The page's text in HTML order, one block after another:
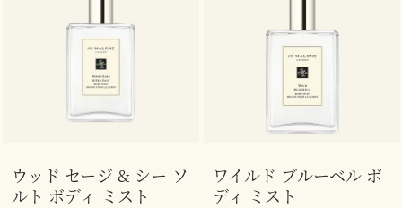
ウッド セージ & シー ソ
ルト ボディ ミスト
ワイルド ブルーベル ボ
ディ ミスト